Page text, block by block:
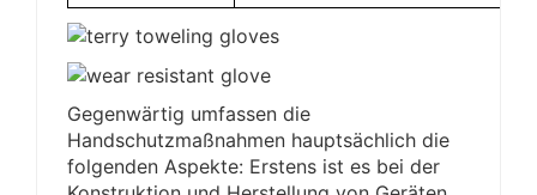
Gegenwärtig umfassen die
Handschutzmaßnahmen hauptsächlich die
folgenden Aspekte: Erstens ist es bei der